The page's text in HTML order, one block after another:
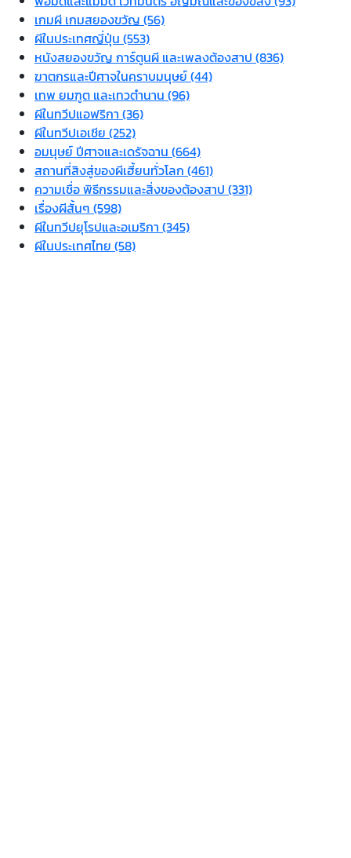
เกมผี เกมสยองขวัญ (56)
ผีในประเทศญี่ปุ่น (553)
หนังสยองขวัญ การ์ตูนผี และเพลงต้องสาป (836)
ฆาตกรและปีศาจในคราบมนุษย์ (44)
เทพ ยมฑูต และเทวตำนาน (96)
ผีในทวีปแอฟริกา (36)
ผีในทวีปเอเชีย (252)
อมนุษย์ ปีศาจและเดรัจฉาน (664)
สถานที่สิงสู่ของผีเฮี้ยนทั่วโลก (461)
ความเชื่อ พิธีกรรมและสิ่งของต้องสาป (331)
เรื่องผีสั้นๆ (598)
ผีในทวีปยุโรปและอเมริกา (345)
ผีในประเทศไทย (58)